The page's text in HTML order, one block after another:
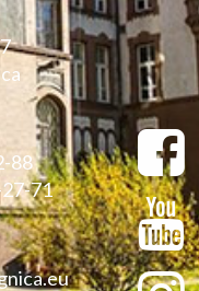
88
71